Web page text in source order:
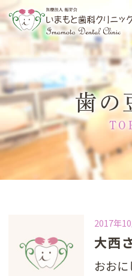
歯の
2017年
大西
おお